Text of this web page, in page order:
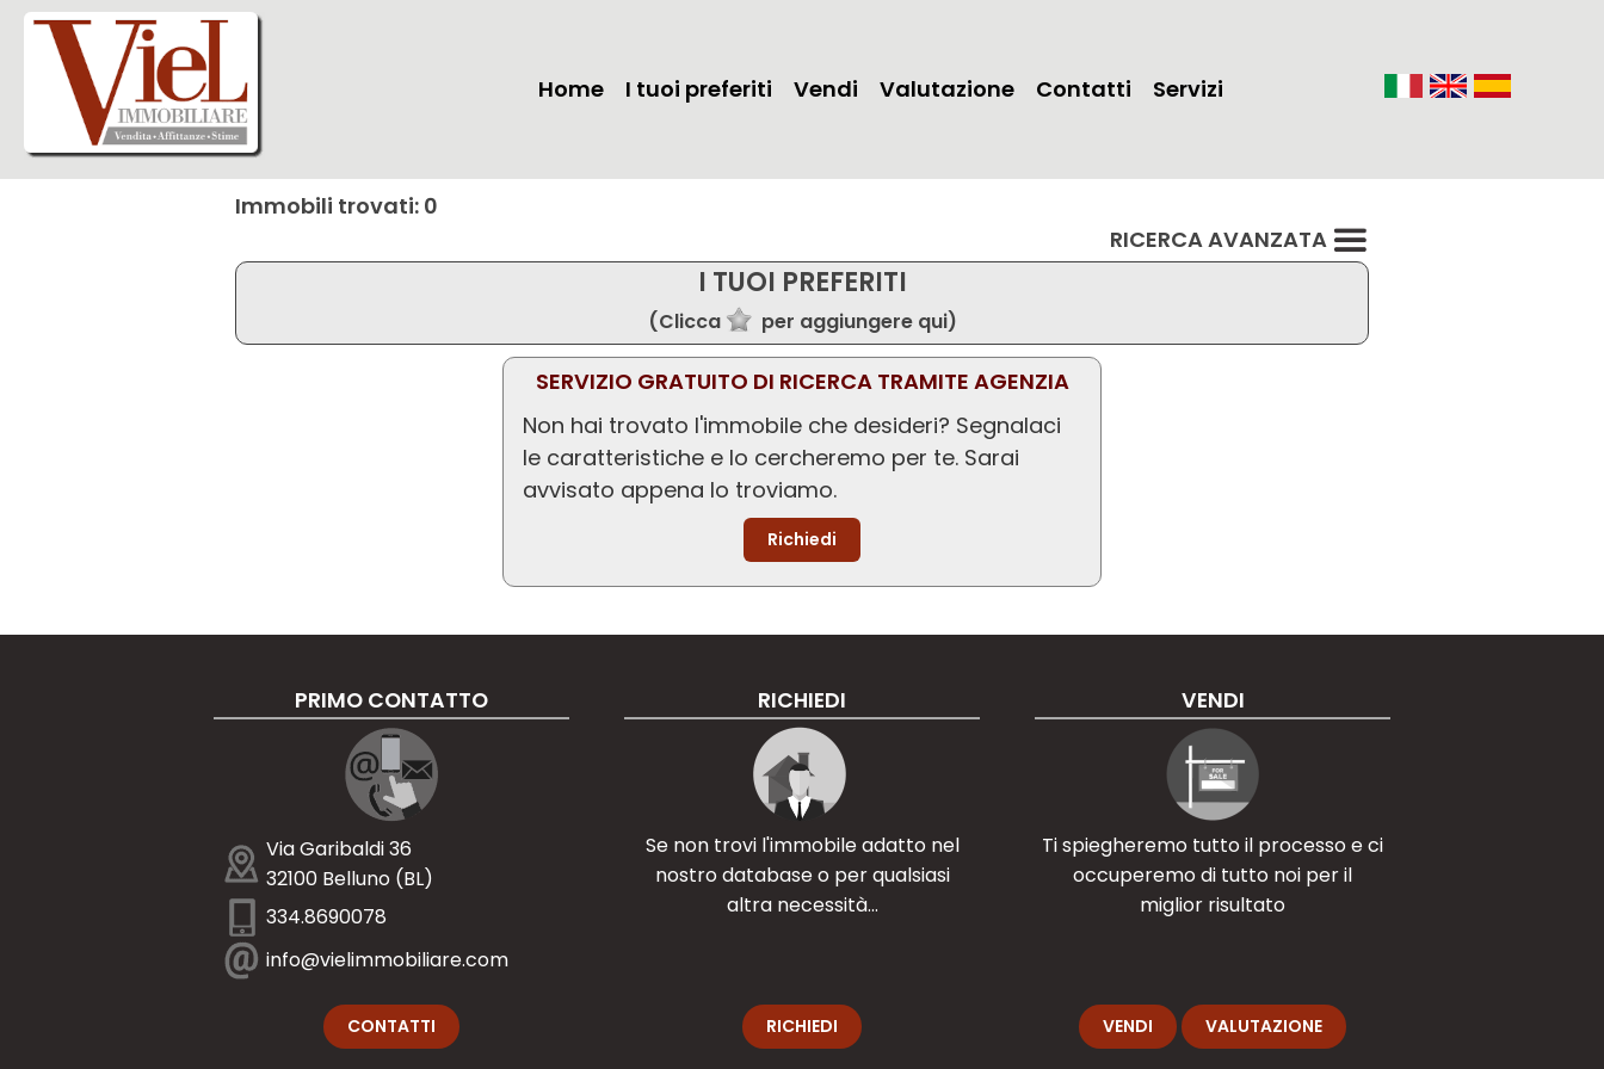
Home I tuoi preferiti Vendi Valutazione Contatti Servizi
Immobili trovati: 0
RICERCA AVANZATA
I TUOI PREFERITI
(Clicca per aggiungere qui)
SERVIZIO GRATUITO DI RICERCA TRAMITE AGENZIA
Non hai trovato l'immobile che desideri? Segnalaci
le caratteristiche e lo cercheremo per te. Sarai
avvisato appena lo troviamo.
Richiedi
PRIMO CONTATTO
Via Garibaldi 36
32100 Belluno (BL)
334.8690078
info@vielimmobiliare.com
CONTATTI
RICHIEDI
Se non trovi l'immobile adatto nel
nostro database o per qualsiasi
altra necessità...
RICHIEDI
VENDI
Ti spiegheremo tutto il processo e ci
occuperemo di tutto noi per il
miglior risultato
VENDI VALUTAZIONE